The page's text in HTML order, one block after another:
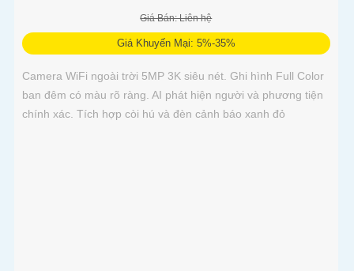
Giá Bán: Liên hệ
Giá Khuyến Mại: 5%-35%
Camera WiFi ngoài trời 5MP 3K siêu nét. Ghi hình Full Color
ban đêm có màu rõ ràng. AI phát hiện người và phương tiện
chính xác. Tích hợp còi hú và đèn cảnh báo xanh đỏ